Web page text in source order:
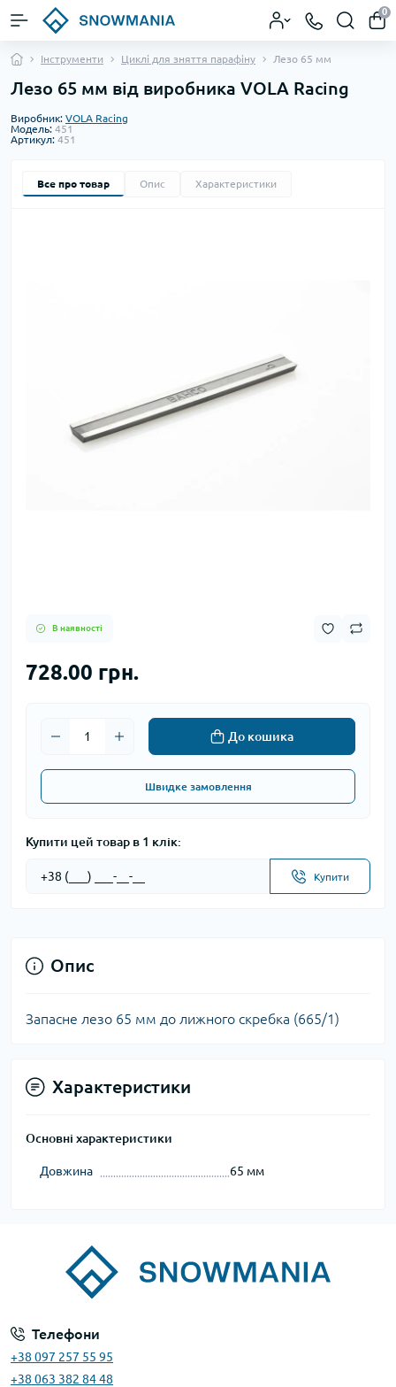
0
Інструменти Циклі для зняття парафіну Лезо 65 мм
Лезо 65 мм від виробника VOLA Racing
Виробник: VOLA Racing
Модель: 451
Артикул: 451
Все про товар Опис Характеристики
В наявності
728.00 грн.
До кошика
Швидке замовлення
Купити цей товар в 1 клік:
Купити
Опис
Запасне лезо 65 мм до лижного скребка (665/1)
Характеристики
Основні характеристики
Довжина 65 мм
Телефони
+38 097 257 55 95
+38 063 382 84 48